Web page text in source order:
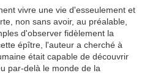
vivre une vie d'esseulement et
non sans avoir, au préalable,
d'observer fidèlement la
épître, l'auteur a cherché à
était capable de découvrir
par-delà le monde de la